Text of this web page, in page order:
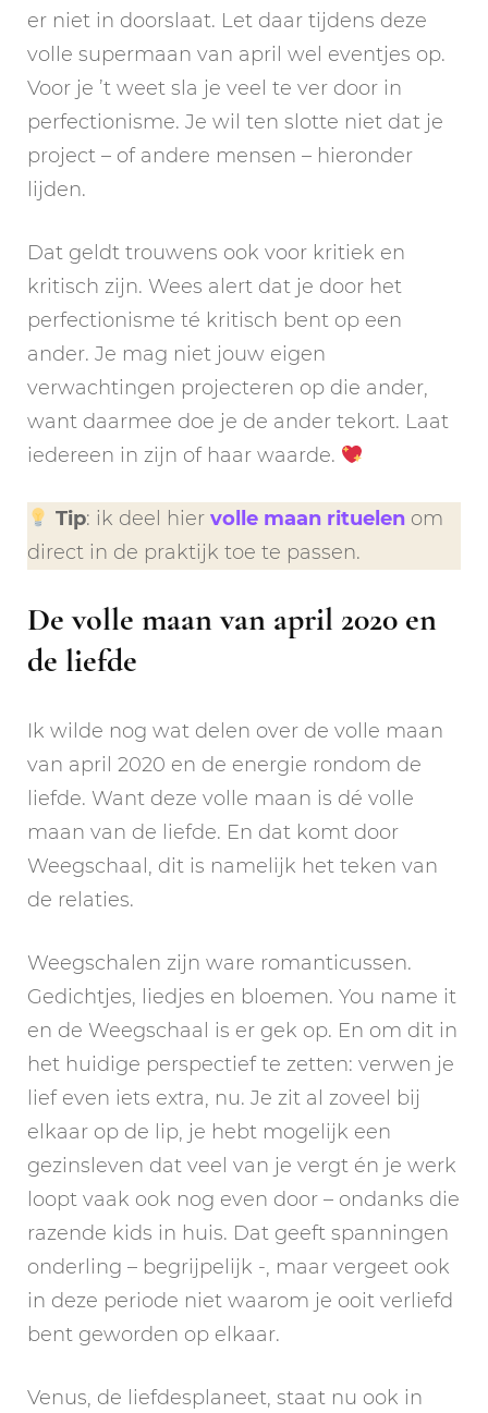
er niet in doorslaat. Let daar tijdens deze
volle supermaan van april wel eventjes op.
Voor je ’t weet sla je veel te ver door in
perfectionisme. Je wil ten slotte niet dat je
project – of andere mensen – hieronder
lijden.
Dat geldt trouwens ook voor kritiek en
kritisch zijn. Wees alert dat je door het
perfectionisme té kritisch bent op een
ander. Je mag niet jouw eigen
verwachtingen projecteren op die ander,
want daarmee doe je de ander tekort. Laat
iedereen in zijn of haar waarde.
Tip: ik deel hier volle maan rituelenom
direct in de praktijk toe te passen.
De volle maan van april 2020 en
de liefde
Ik wilde nog wat delen over de volle maan
van april 2020 en de energie rondom de
liefde. Want deze volle maan is dé volle
maan van de liefde. En dat komt door
Weegschaal, dit is namelijk het teken van
de relaties.
Weegschalen zijn ware romanticussen.
Gedichtjes, liedjes en bloemen. You name it
en de Weegschaal is er gek op. En om dit in
het huidige perspectief te zetten: verwen je
lief even iets extra, nu. Je zit al zoveel bij
elkaar op de lip, je hebt mogelijk een
gezinsleven dat veel van je vergt én je werk
loopt vaak ook nog even door – ondanks die
razende kids in huis. Dat geeft spanningen
onderling – begrijpelijk -, maar vergeet ook
in deze periode niet waarom je ooit verliefd
bent geworden op elkaar.
Venus, de liefdesplaneet, staat nu ook in